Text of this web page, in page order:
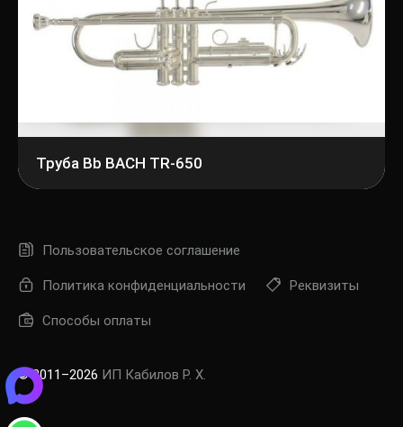
Труба Bb BACH TR-650
Пользовательское соглашение
Политика конфиденциальности Реквизиты
Способы оплаты
© 2011–2026 ИП Кабилов Р. Х.